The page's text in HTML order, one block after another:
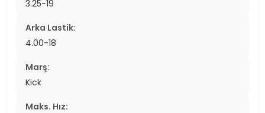
3.25-19
Arka Lastik:
4.00-18
Marş:
Kick
Maks. Hız: